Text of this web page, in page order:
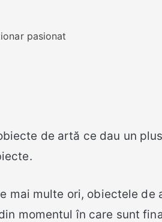
pasionat
de artă ce dau un
mai multe ori, obiectele
momentul în care sunt